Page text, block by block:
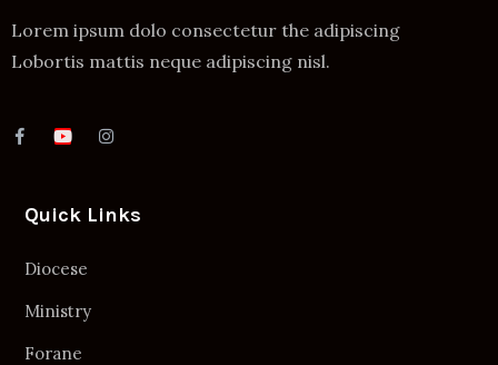
Lorem ipsum dolo consectetur the adipiscing
Lobortis mattis neque adipiscing nisl.
Quick Links
Diocese
Ministry
Forane